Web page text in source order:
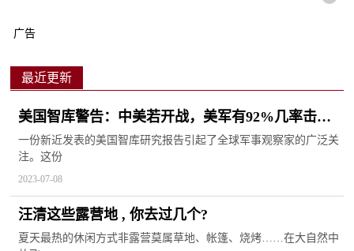
广告
最近更新
美国智库警告：中美若开战，美军有92%几率击败
解放军
一份新近发表的美国智库研究报告引起了全球军事观察家的广泛关
注。这份
2023-07-08
汪清这些露营地 , 你去过几个?
夏天最热的休闲方式非露营莫属草地、帐篷、烧烤……在大自然中